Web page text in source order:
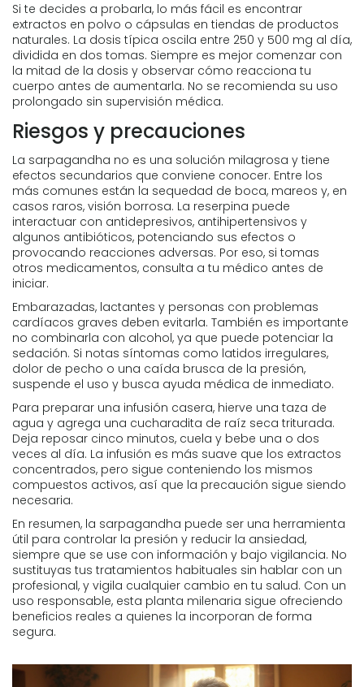
Si te decides a probarla, lo más fácil es encontrar
extractos en polvo o cápsulas en tiendas de productos
naturales. La dosis típica oscila entre 250 y 500 mg al día,
dividida en dos tomas. Siempre es mejor comenzar con
la mitad de la dosis y observar cómo reacciona tu
cuerpo antes de aumentarla. No se recomienda su uso
prolongado sin supervisión médica.
Riesgos y precauciones
La sarpagandha no es una solución milagrosa y tiene
efectos secundarios que conviene conocer. Entre los
más comunes están la sequedad de boca, mareos y, en
casos raros, visión borrosa. La reserpina puede
interactuar con antidepresivos, antihipertensivos y
algunos antibióticos, potenciando sus efectos o
provocando reacciones adversas. Por eso, si tomas
otros medicamentos, consulta a tu médico antes de
iniciar.
Embarazadas, lactantes y personas con problemas
cardíacos graves deben evitarla. También es importante
no combinarla con alcohol, ya que puede potenciar la
sedación. Si notas síntomas como latidos irregulares,
dolor de pecho o una caída brusca de la presión,
suspende el uso y busca ayuda médica de inmediato.
Para preparar una infusión casera, hierve una taza de
agua y agrega una cucharadita de raíz seca triturada.
Deja reposar cinco minutos, cuela y bebe una o dos
veces al día. La infusión es más suave que los extractos
concentrados, pero sigue conteniendo los mismos
compuestos activos, así que la precaución sigue siendo
necesaria.
En resumen, la sarpagandha puede ser una herramienta
útil para controlar la presión y reducir la ansiedad,
siempre que se use con información y bajo vigilancia. No
sustituyas tus tratamientos habituales sin hablar con un
profesional, y vigila cualquier cambio en tu salud. Con un
uso responsable, esta planta milenaria sigue ofreciendo
beneficios reales a quienes la incorporan de forma
segura.